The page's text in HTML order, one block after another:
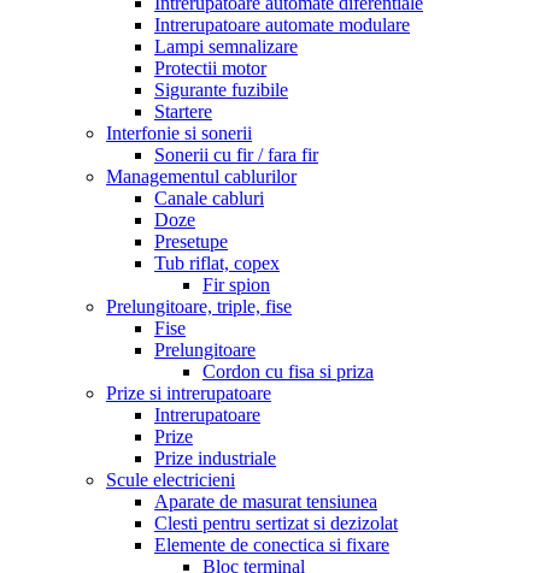
Intrerupatoare automate modulare
Lampi semnalizare
Protectii motor
Sigurante fuzibile
Startere
Interfonie si sonerii
Sonerii cu fir / fara fir
Managementul cablurilor
Canale cabluri
Doze
Presetupe
Tub riflat, copex
Fir spion
Prelungitoare, triple, fise
Fise
Prelungitoare
Cordon cu fisa si priza
Prize si intrerupatoare
Intrerupatoare
Prize
Prize industriale
Scule electricieni
Aparate de masurat tensiunea
Clesti pentru sertizat si dezizolat
Elemente de conectica si fixare
Bloc terminal